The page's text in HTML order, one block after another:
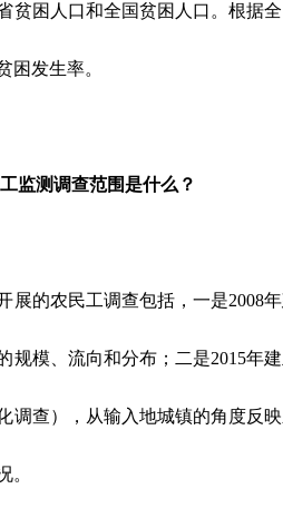
贫困人口和全国贫困人口。根据
困发生率。
监测调查范围是什么？
展的农民工调查包括，一是2008
规模、流向和分布；二是2015年
调查），从输入地城镇的角度反
。